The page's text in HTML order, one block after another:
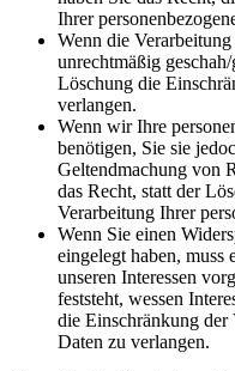
Ihrer
Wenn die
unrechtmäßig
Löschung die
verlangen.
Wenn wir Ihre
benötigen, Sie sie
Geltendmachung von
das Recht, statt der
Verarbeitung Ihrer
Wenn Sie einen
eingelegt haben,
unseren Interessen
feststeht, wessen
die Einschränkung der
Daten zu verlangen.